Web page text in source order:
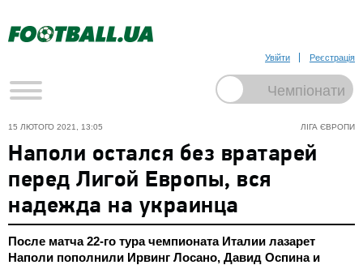
Увійти Реєстрація
ЛІГА ЄВРОПИ
15 ЛЮТОГО 2021, 13:05
Наполи остался без вратарей
перед Лигой Европы, вся
надежда на украинца
После матча 22-го тура чемпионата Италии лазарет
Наполи пополнили Ирвинг Лосано, Давид Оспина и